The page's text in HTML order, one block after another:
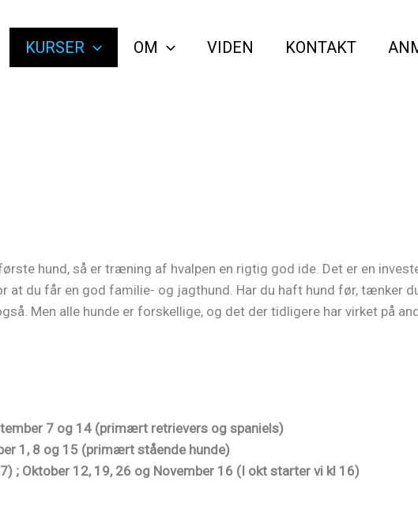
KURSER OM VIDEN KONTAKT
hund, så er træning af hvalpen en rigtig god ide. Det er en
at du får en god familie- og jagthund. Har du haft hund før, tænker
Men alle hunde er forskellige, og det der tidligere har virket på
7 og 14 (primært retrievers og spaniels)
1, 8 og 15 (primært stående hunde)
; Oktober 12, 19, 26 og November 16 (I okt starter vi kl 16)